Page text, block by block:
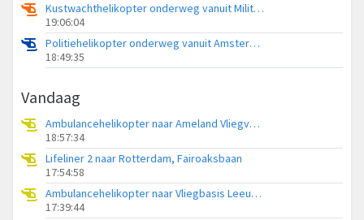
Kustwachthelikopter onderweg vanuit Militair vliegveld De Kooy / Den Helder Airport
19:06:04
Politiehelikopter onderweg vanuit Amsterdam Vliegveld Schiphol
18:49:35
Vandaag
Ambulancehelikopter naar Ameland Vliegveld Ballum
18:57:34
Lifeliner 2 naar Rotterdam, Fairoaksbaan
17:54:58
Ambulancehelikopter naar Vliegbasis Leeuwarden
17:39:44